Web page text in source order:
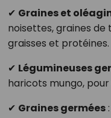
✔ Graines et
noisettes, graines de
graisses et protéines.
✔ Légumineuses
haricots mungo,
✔ Graines germées: